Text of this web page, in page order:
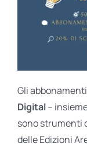
Gli
Digital–
sono strumenti
delle Edizioni